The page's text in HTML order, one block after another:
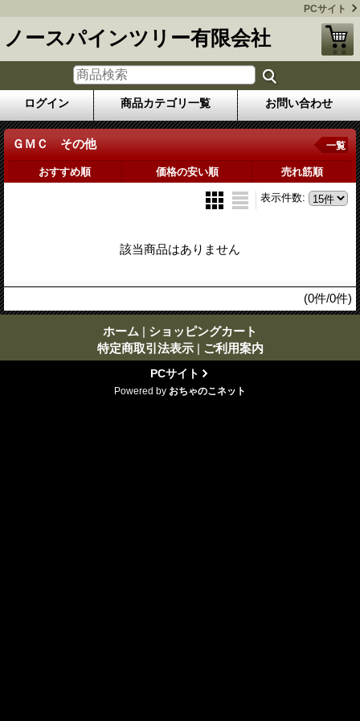
PCサイト
ノースパインツリー有限会社
ログイン 商品カテゴリ一覧 お問い合わせ
ＧＭＣ その他 一覧
おすすめ順 価格の安い順 売れ筋順
表示件数:
該当商品はありません
(0件/0件)
ホーム | ショッピングカート
特定商取引法表示 | ご利用案内
PCサイト
Powered by おちゃのこネット